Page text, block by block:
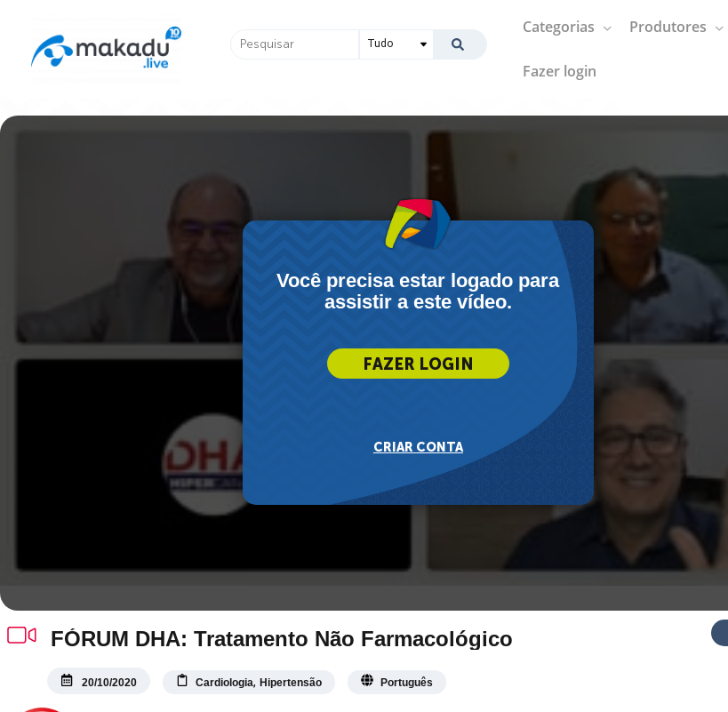
Pesquisar
Categorias Produtores
Fazer login
Você precisa estar logado para
assistir a este vídeo.
FÓRUM DHA: Tratamento Não Farmacológico
20/10/2020 Cardiologia, Hipertensão Português